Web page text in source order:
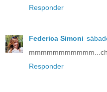
Responder
Federica Simoni
Responder